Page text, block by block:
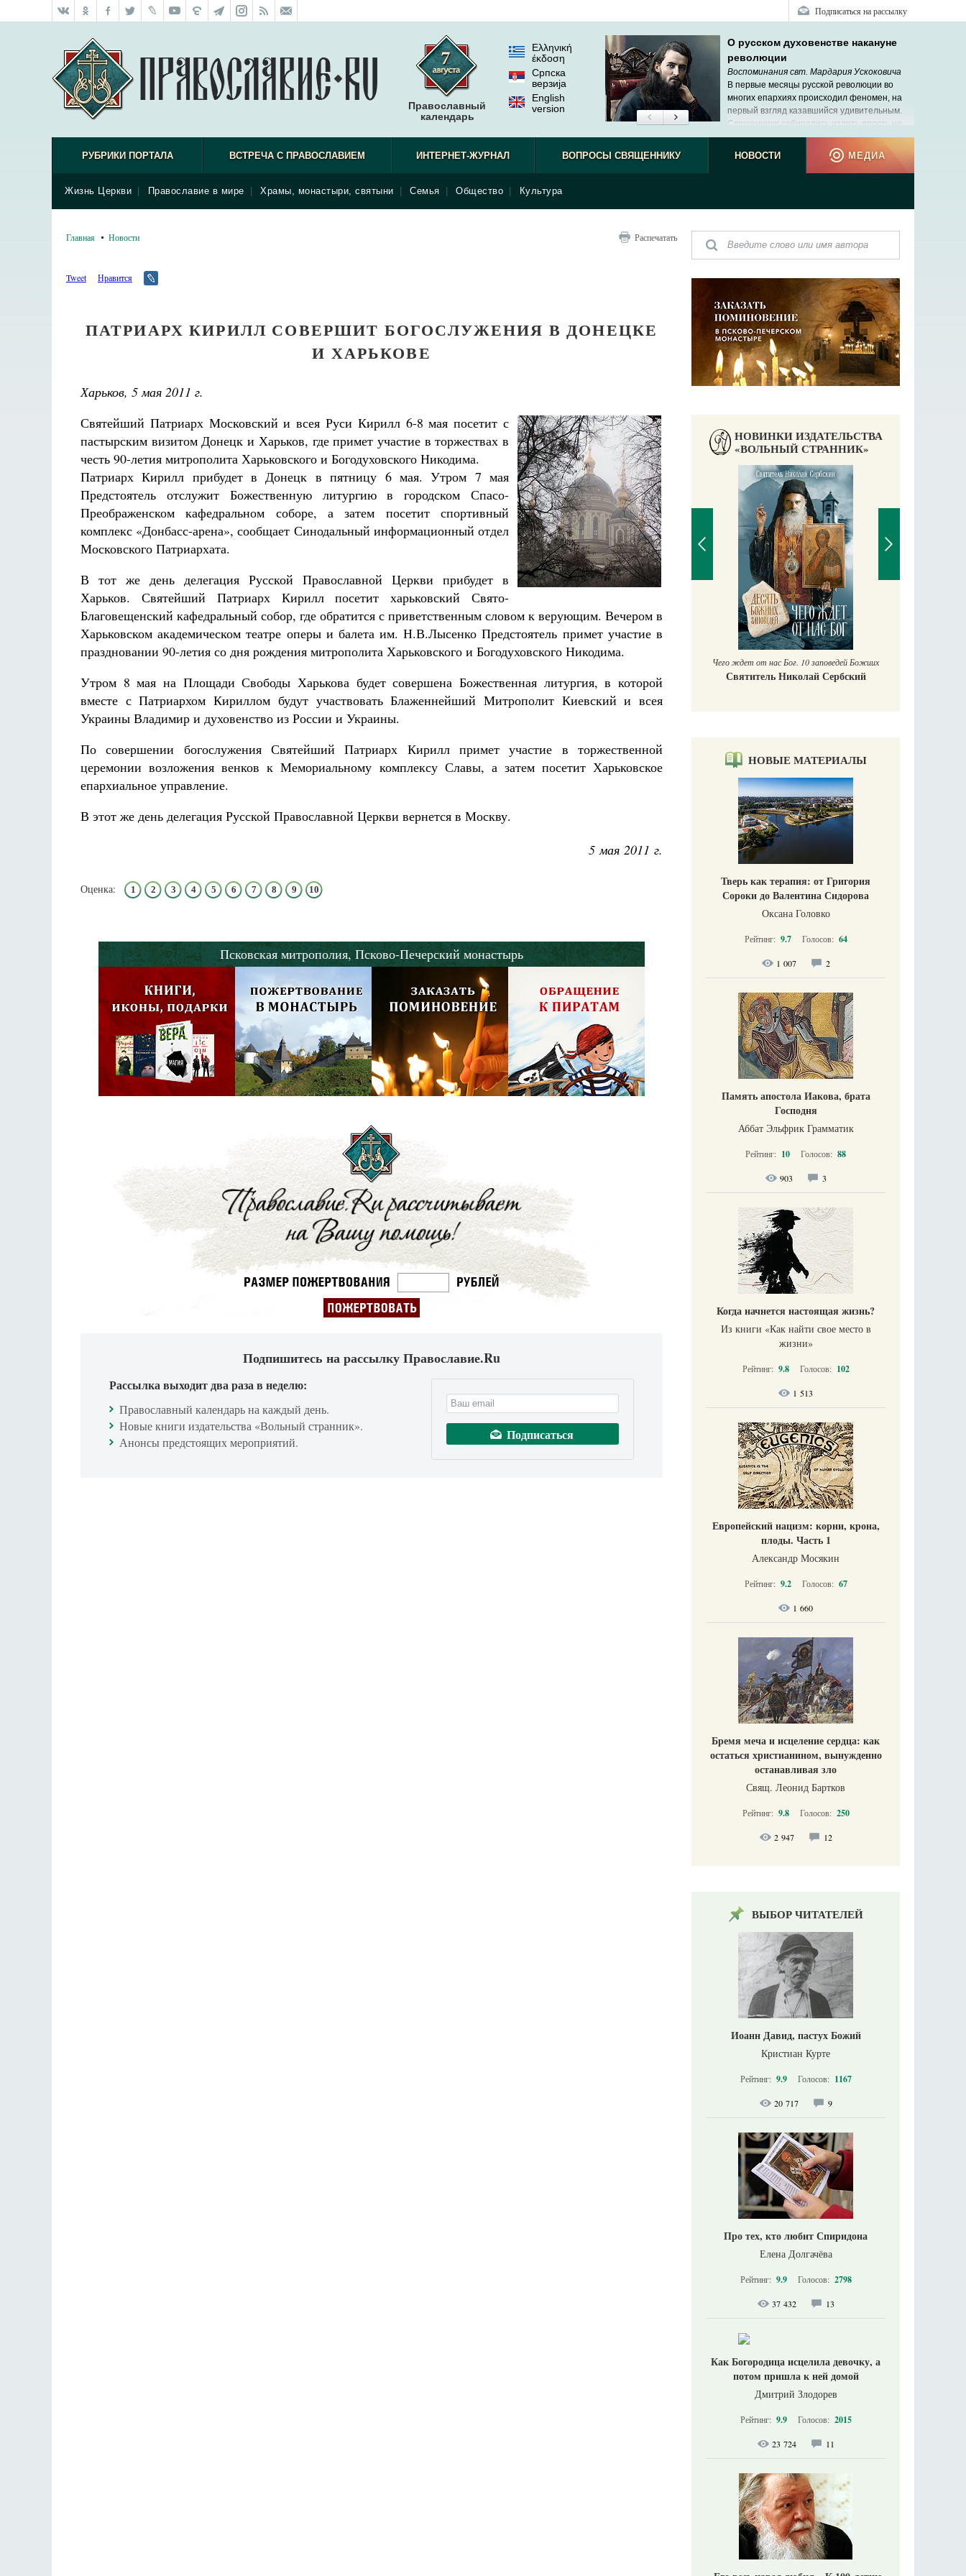
Подписаться на рассылку
Православный
календарь
Ελληνική
έκδοση
Српска
верзиjа
English
version
О русском духовенстве накануне
революции
Воспоминания свт. Мардария Ускоковича
В первые месяцы русской революции во
многих епархиях происходил феномен, на
первый взгляд казавшийся удивительным.
Священники собирались излить ярость на
своих архиереев. Мне не раз пришлось
наблюдать подобные сцены, но меня это не удивляло.
РУБРИКИ ПОРТАЛА ВСТРЕЧА С ПРАВОСЛАВИЕМ ИНТЕРНЕТ-ЖУРНАЛ ВОПРОСЫ СВЯЩЕННИКУ НОВОСТИ
Жизнь Церкви Православие в мире Храмы, монастыри, святыни Семья Общество Культура
МЕДИА
Главная Новости Распечатать
Tweet Нравится
ПАТРИАРХ КИРИЛЛ СОВЕРШИТ БОГОСЛУЖЕНИЯ В ДОНЕЦКЕ
И ХАРЬКОВЕ
Харьков, 5 мая 2011 г.
Святейший Патриарх Московский и всея Руси Кирилл 6-8 мая посетит с
пастырским визитом Донецк и Харьков, где примет участие в торжествах в
честь 90-летия митрополита Харьковского и Богодуховского Никодима.
Патриарх Кирилл прибудет в Донецк в пятницу 6 мая. Утром 7 мая
Предстоятель отслужит Божественную литургию в городском Спасо-
Преображенском кафедральном соборе, а затем посетит спортивный
комплекс «Донбасс-арена», сообщает Синодальный информационный отдел
Московского Патриархата.
В тот же день делегация Русской Православной Церкви прибудет в
Харьков. Святейший Патриарх Кирилл посетит харьковский Свято-
Благовещенский кафедральный собор, где обратится с приветственным словом к верующим. Вечером в
Харьковском академическом театре оперы и балета им. Н.В.Лысенко Предстоятель примет участие в
праздновании 90-летия со дня рождения митрополита Харьковского и Богодуховского Никодима.
Утром 8 мая на Площади Свободы Харькова будет совершена Божественная литургия, в которой
вместе с Патриархом Кириллом будут участвовать Блаженнейший Митрополит Киевский и всея
Украины Владимир и духовенство из России и Украины.
По совершении богослужения Святейший Патриарх Кирилл примет участие в торжественной
церемонии возложения венков к Мемориальному комплексу Славы, а затем посетит Харьковское
епархиальное управление.
В этот же день делегация Русской Православной Церкви вернется в Москву.
5 мая 2011 г.
Оценка: 1 2 3 4 5 6 7 8 9 10
Псковская митрополия, Псково-Печерский монастырь
Подпишитесь на рассылку Православие.Ru
Рассылка выходит два раза в неделю:
Православный календарь на каждый день.
Новые книги издательства «Вольный странник».
Анонсы предстоящих мероприятий.
НОВИНКИ ИЗДАТЕЛЬСТВА
«ВОЛЬНЫЙ СТРАННИК»
Разлуки не будет
Кирилл Мурышев
Великомученик Георгий Победоносец. Научись у
святого
Роман Котов Чего ждет от нас Бог. 10 заповедей Божиих
Святитель Николай Сербский
НОВЫЕ МАТЕРИАЛЫ
Тверь как терапия: от Григория
Сороки до Валентина Сидорова
Оксана Головко
Рейтинг: 9.7 Голосов: 64
1 007 2
Память апостола Иакова, брата
Господня
Аббат Эльфрик Грамматик
Рейтинг: 10 Голосов: 88
903 3
Когда начнется настоящая жизнь?
Из книги «Как найти свое место в
жизни​»
Рейтинг: 9.8 Голосов: 102
1 513
Европейский нацизм: корни, крона,
плоды. Часть 1
Александр Мосякин
Рейтинг: 9.2 Голосов: 67
1 660
Бремя меча и исцеление сердца: как
остаться христианином, вынужденно
останавливая зло
Свящ. Леонид Бартков
Рейтинг: 9.8 Голосов: 250
2 947 12
ВЫБОР ЧИТАТЕЛЕЙ
Иоанн Давид, пастух Божий
Кристиан Курте
Рейтинг: 9.9 Голосов: 1167
20 717 9
Про тех, кто любит Спиридона
Елена Долгачёва
Рейтинг: 9.9 Голосов: 2798
37 432 13
Как Богородица исцелила девочку, а
потом пришла к ней домой
Дмитрий Злодорев
Рейтинг: 9.9 Голосов: 2015
23 724 11